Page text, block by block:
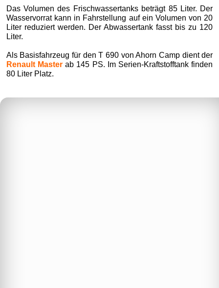
Das Volumen des Frischwassertanks beträgt 85 Liter. Der
Wasservorrat kann in Fahrstellung auf ein Volumen von 20
Liter reduziert werden. Der Abwassertank fasst bis zu 120
Liter.
Als Basisfahrzeug für den T 690 von Ahorn Camp dient der
Renault Master ab 145 PS. Im Serien-Kraftstofftank finden
80 Liter Platz.